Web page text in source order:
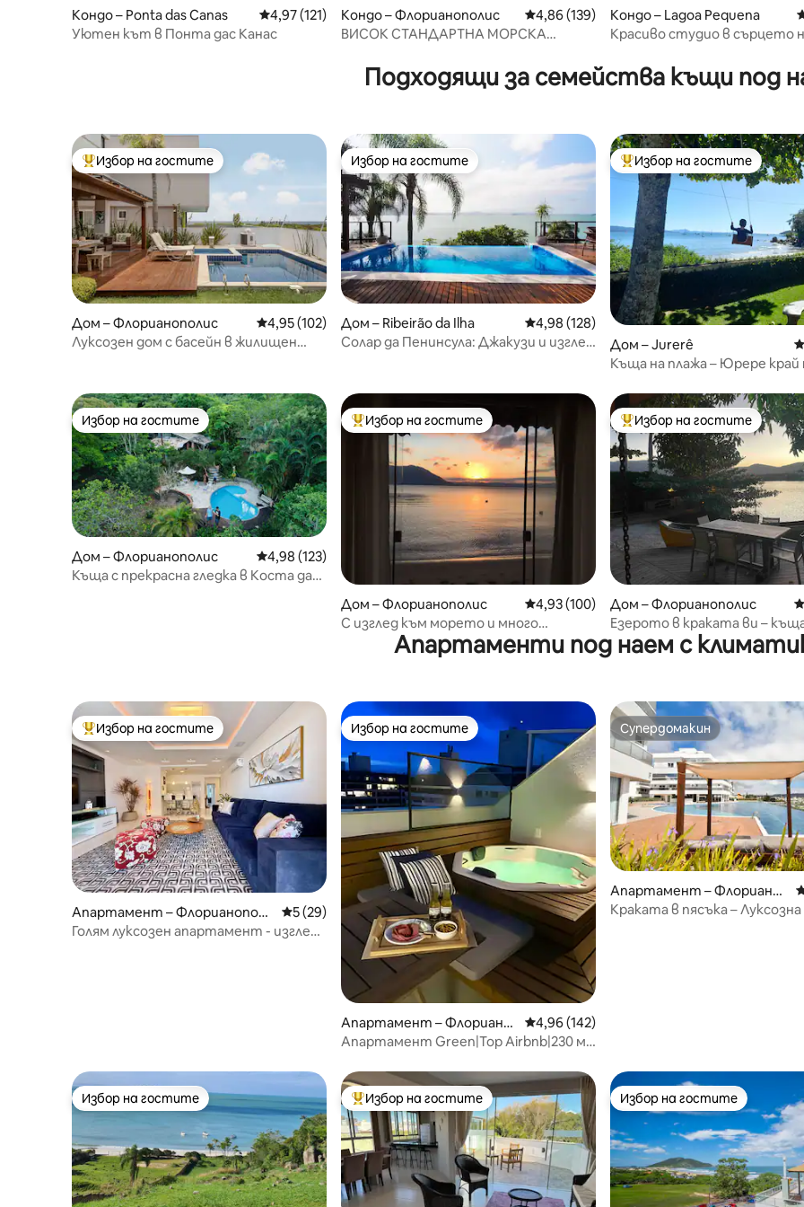
Кондо – Ponta das Canas Средна оценка: 4,97 от 5, 121 отзива
4,97 (121)
Уютен кът в Понта дас Канас
Кондо – Флорианополис Средна оценка: 4,86 от 5, 139 отзива
4,86 (139)
ВИСОК СТАНДАРТНА МОРСКА
Кондо – Lagoa Pequena
Красиво студио в сърцето
Подходящи за семейства къщи под
Най-популярен избор на гостите
Избор на гостите
Дом – Флорианополис Средна оценка: 4,95 от 5, 102 отзива
4,95 (102)
Луксозен дом с басейн в жилищен
Избор на гостите
Избор на гостите
Дом – Ribeirão da Ilha Средна оценка: 4,98 от 5, 128 отзива
4,98 (128)
Солар да Пенинсула: Джакузи и изглед
Най-популярен избор на
Избор на гостите
Дом – Jurerê
Къща на плажа – Юрере
Избор на гостите
Избор на гостите
Дом – Флорианополис Средна оценка: 4,98 от 5, 123 отзива
4,98 (123)
Къща с прекрасна гледка в Коста да
Най-популярен избор на гостите
Избор на гостите
Дом – Флорианополис Средна оценка: 4,93 от 5, 100 отзива
4,93 (100)
С изглед към морето и много
природна красота!
Най-популярен избор на
Избор на гостите
Дом – Флорианополис
Езерото в краката ви –
предлагана само от Airbnb
Апартаменти под наем с
Най-популярен избор на гостите
Избор на гостите
Апартамент – Флорианополи
с
Средна оценка: 5 от 5, 29 отзива
5 (29)
Голям луксозен апартамент - изглед
Избор на гостите
Избор на гостите
Апартамент – Флориано
полис
Средна оценка: 4,96 от 5, 142 отзива
4,96 (142)
Апартамент Green|Top Airbnb|230 м
Супердомакин
Супердомакин
Апартамент – Флорианоп
олис
Краката в пясъка – Луксозна
Избор на гостите
Избор на гостите Най-популярен избор на гостите
Избор на гостите Избор на гостите
Избор на гостите